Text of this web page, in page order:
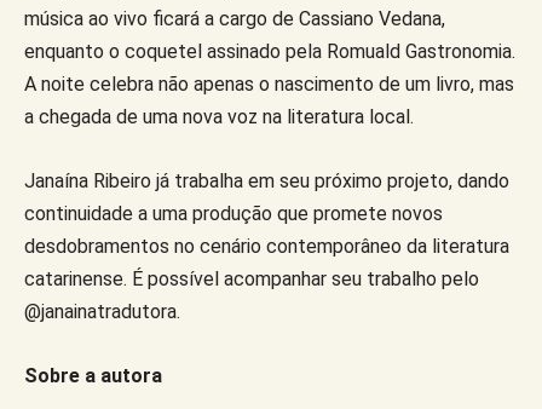
música ao vivo ficará a cargo de Cassiano Vedana,
enquanto o coquetel assinado pela Romuald Gastronomia.
A noite celebra não apenas o nascimento de um livro, mas
a chegada de uma nova voz na literatura local.
Janaína Ribeiro já trabalha em seu próximo projeto, dando
continuidade a uma produção que promete novos
desdobramentos no cenário contemporâneo da literatura
catarinense. É possível acompanhar seu trabalho pelo
@janainatradutora.
Sobre a autora